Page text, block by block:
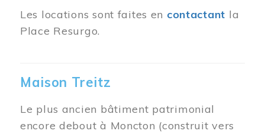
Les locations sont faites en contactant la
Place Resurgo.
Maison Treitz
Le plus ancien bâtiment patrimonial
encore debout à Moncton (construit vers